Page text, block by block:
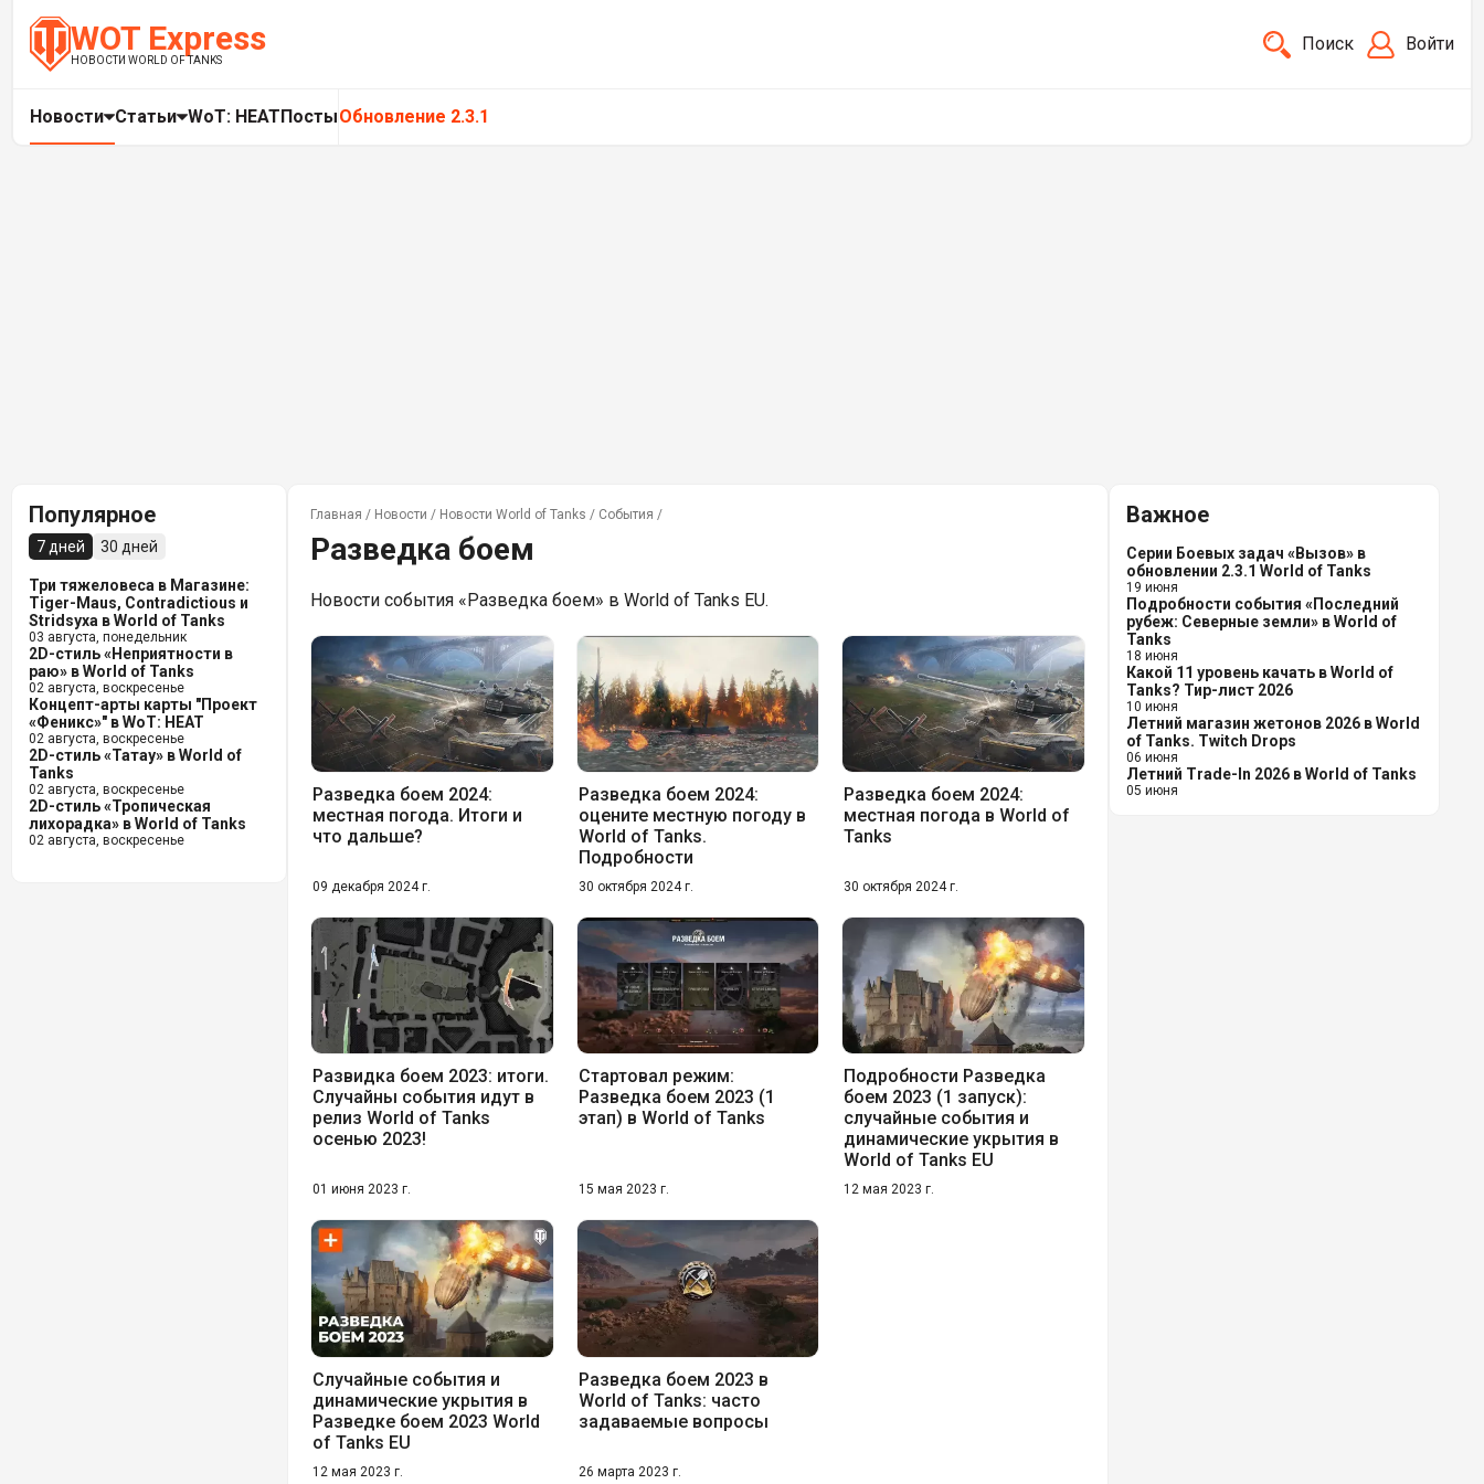
WOT Express
НОВОСТИ WORLD OF TANKS
Поиск Войти
Новости Статьи WoT: HEATПостыОбновление 2.3.1
Популярное
7 дней 30 дней
Три тяжеловеса в Магазине:
Tiger-Maus, Contradictious и
Stridsyxa в World of Tanks
03 августа, понедельник
2D-стиль «Неприятности в
раю» в World of Tanks
02 августа, воскресенье
Концепт-арты карты "Проект
«Феникс»" в WoT: HEAT
02 августа, воскресенье
2D-стиль «Татау» в World of
Tanks
02 августа, воскресенье
2D-стиль «Тропическая
лихорадка» в World of Tanks
02 августа, воскресенье
Главная / Новости / Новости World of Tanks / События /
Разведка боем
Новости события «Разведка боем» в World of Tanks EU.
Разведка боем 2024:
местная погода. Итоги и
что дальше?
09 декабря 2024 г.
Разведка боем 2024:
оцените местную погоду в
World of Tanks.
Подробности
30 октября 2024 г.
Разведка боем 2024:
местная погода в World of
Tanks
30 октября 2024 г.
Развидка боем 2023: итоги.
Случайны события идут в
релиз World of Tanks
осенью 2023!
01 июня 2023 г.
Стартовал режим:
Разведка боем 2023 (1
этап) в World of Tanks
15 мая 2023 г.
Подробности Разведка
боем 2023 (1 запуск):
случайные события и
динамические укрытия в
World of Tanks EU
12 мая 2023 г.
Случайные события и
динамические укрытия в
Разведке боем 2023 World
of Tanks EU
12 мая 2023 г.
Разведка боем 2023 в
World of Tanks: часто
задаваемые вопросы
26 марта 2023 г.
Важное
Серии Боевых задач «Вызов» в
обновлении 2.3.1 World of Tanks
19 июня
Подробности события «Последний
рубеж: Северные земли» в World of
Tanks
18 июня
Какой 11 уровень качать в World of
Tanks? Тир-лист 2026
10 июня
Летний магазин жетонов 2026 в World
of Tanks. Twitch Drops
06 июня
Летний Trade-In 2026 в World of Tanks
05 июня